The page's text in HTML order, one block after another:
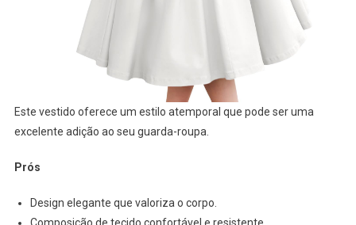
Este vestido oferece um estilo atemporal que pode ser uma
excelente adição ao seu guarda-roupa.
Prós
Design elegante que valoriza o corpo.